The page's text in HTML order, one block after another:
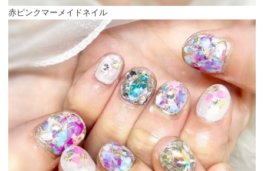
赤ピンクマーメイドネイル